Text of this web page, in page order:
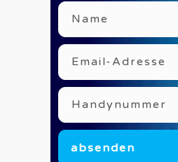
absenden